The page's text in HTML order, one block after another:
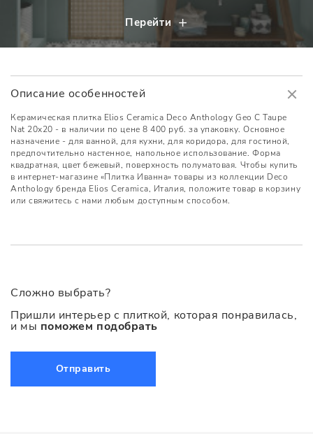
Перейти
Описание особенностей
Керамическая плитка Elios Ceramica Deco Anthology Geo С Taupe
Nat 20x20 - в наличии по цене 8 400 руб. за упаковку. Основное
назначение - для ванной, для кухни, для коридора, для гостиной,
предпочтительно настенное, напольное использование. Форма
квадратная, цвет бежевый, поверхность полуматовая. Чтобы купить
в интернет-магазине «Плитка Иванна» товары из коллекции Deco
Anthology бренда Elios Ceramica, Италия, положите товар в корзину
или свяжитесь с нами любым доступным способом.
Сложно выбрать?
Пришли интерьер с плиткой, которая понравилась,
и мы поможем подобрать
Отправить